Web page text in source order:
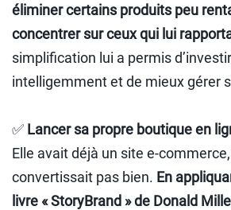
éliminer certains produits peu
concentrer sur ceux qui lui
simplification lui a permis
intelligemment et de mieux gérer
✅ Lancer sa propre boutique en
Elle avait déjà un site e-
convertissait pas bien. En
livre « StoryBrand » de Donald